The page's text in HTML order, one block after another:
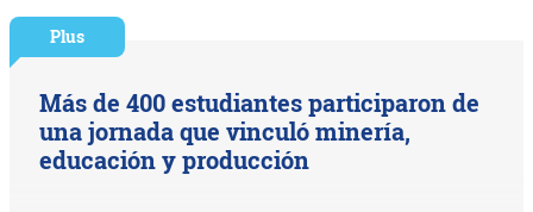
Plus
Más de 400 estudiantes participaron de
una jornada que vinculó minería,
educación y producción